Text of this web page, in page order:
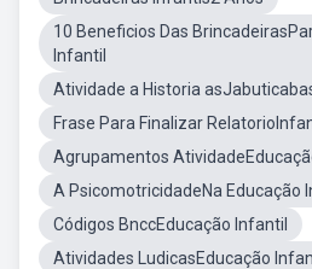
10 Beneficios Das
Infantil
Atividade a Historia
Frase Para Finalizar
Agrupamentos
A PsicomotricidadeNa Educação
Códigos BnccEducação Infantil
Atividades LudicasEducação